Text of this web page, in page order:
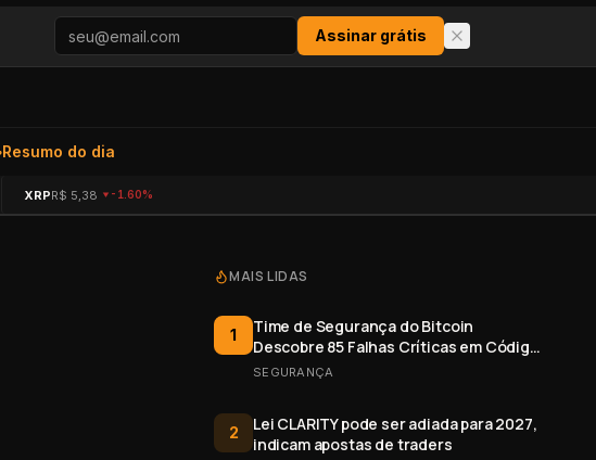
Assinar grátis
Resumo do dia
XRPR$ 5,38 -1.60%
MAIS LIDAS
1
Time de Segurança do Bitcoin
Descobre 85 Falhas Críticas em Código
SEGURANÇA
2
Lei CLARITY pode ser adiada para 2027,
indicam apostas de traders